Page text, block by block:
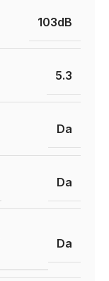
103dB
5.3
Da
Da
Da